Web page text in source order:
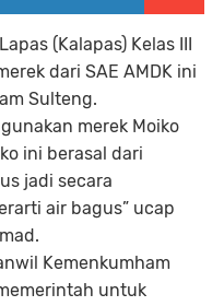
(Kalapas) Kelas III
dari SAE AMDK ini
Sulteng.
merek Moiko
ini berasal dari
jadi secara
air bagus” ucap
Kemenkumham
untuk